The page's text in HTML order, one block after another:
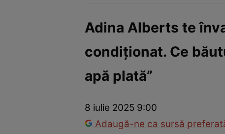
Dragoste și SexEvenimente
Adina Alberts te
condiționat. Ce
apă plată”
8 iulie 2025 9:00
Adaugă-ne ca sursă